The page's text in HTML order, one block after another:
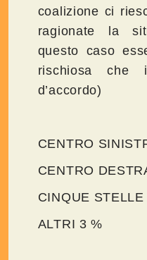
coalizione ci
ragionate la
questo caso
rischiosa che
d’accordo)
CENTRO
CENTRO
CINQUE
ALTRI 3 %